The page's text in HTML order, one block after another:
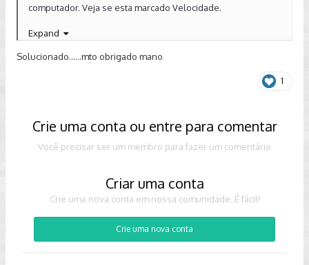
computador. Veja se esta marcado Velocidade.
Enviado de meu SM-G9600 usando o Tapatalk
Expand
Solucionado......mto obrigado mano
1
Crie uma conta ou entre para comentar
Você precisar ser um membro para fazer um comentário
Criar uma conta
Crie uma nova conta em nossa comunidade. É fácil!
Crie uma nova conta